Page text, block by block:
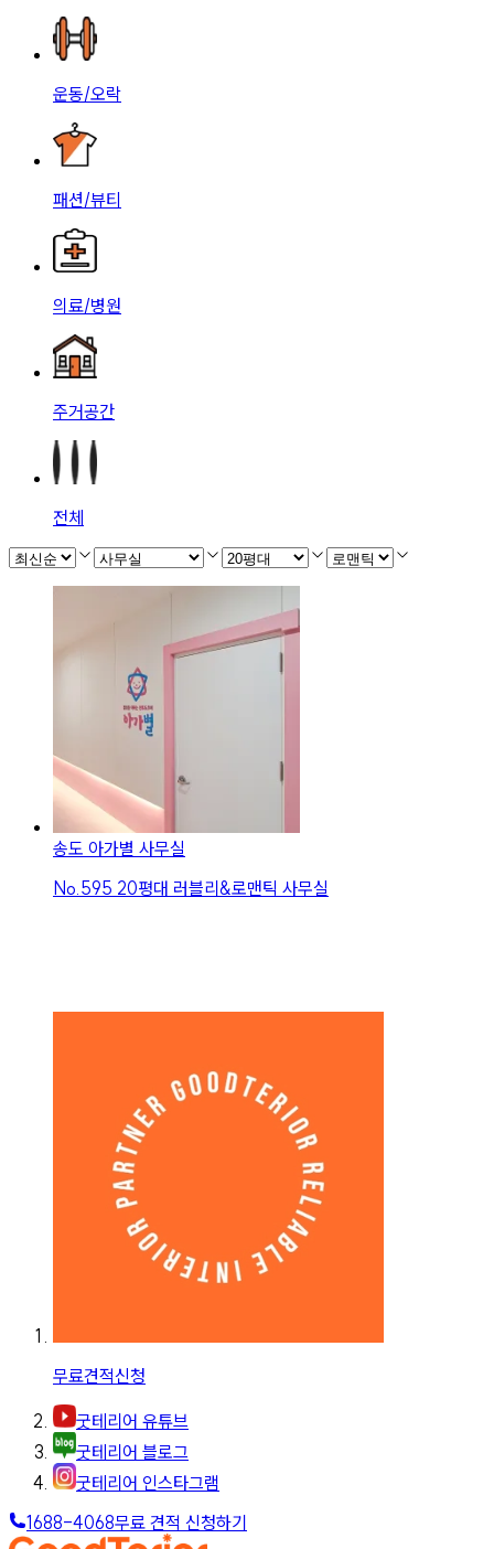
운동/오락
패션/뷰티
의료/병원
주거공간
전체
송도 아가별 사무실
No. 595 20평대 러블리&로맨틱 사무실
무료견적신청
굿테리어 유튜브
굿테리어 블로그
굿테리어 인스타그램
1688-4068무료 견적 신청하기